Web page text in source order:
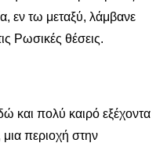
εν τω μεταξύ, λάμβανε
Ρωσικές θέσεις.
και πολύ καιρό εξέχοντα
περιοχή στην